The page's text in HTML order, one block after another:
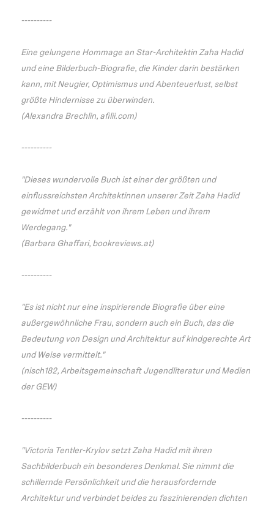
----------
Eine gelungene Hommage an Star-Architektin Zaha Hadid
und eine Bilderbuch-Biografie, die Kinder darin bestärken
kann, mit Neugier, Optimismus und Abenteuerlust, selbst
größte Hindernisse zu überwinden.
(Alexandra Brechlin, afilii.com)
----------
"Dieses wundervolle Buch ist einer der größten und
einflussreichsten Architektinnen unserer Zeit Zaha Hadid
gewidmet und erzählt von ihrem Leben und ihrem
Werdegang."
(Barbara Ghaffari, bookreviews.at)
----------
"Es ist nicht nur eine inspirierende Biografie über eine
außergewöhnliche Frau, sondern auch ein Buch, das die
Bedeutung von Design und Architektur auf kindgerechte Art
und Weise vermittelt."
(nisch182, Arbeitsgemeinschaft Jugendliteratur und Medien
der GEW)
----------
"Victoria Tentler-Krylov setzt Zaha Hadid mit ihren
Sachbilderbuch ein besonderes Denkmal. Sie nimmt die
schillernde Persönlichkeit und die herausfordernde
Architektur und verbindet beides zu faszinierenden dichten